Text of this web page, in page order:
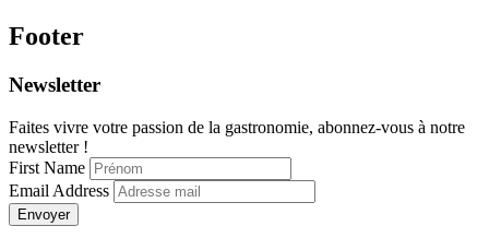
Footer
Newsletter
Faites vivre votre passion de la gastronomie, abonnez-vous à notre
newsletter !
First Name
Email Address
Envoyer